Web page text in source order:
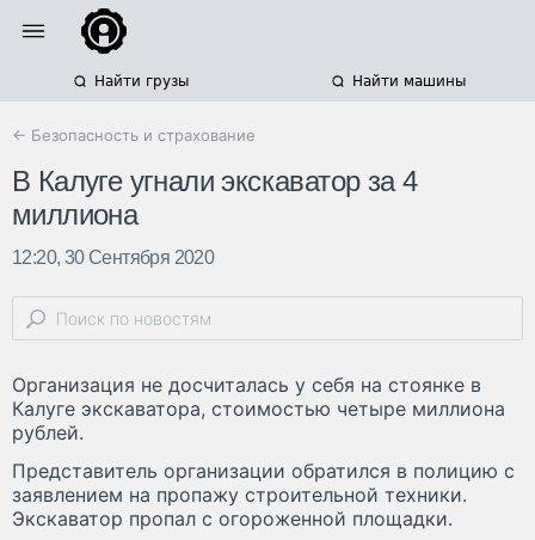
Найти грузы Найти машины
← Безопасность и страхование
В Калуге угнали экскаватор за 4
миллиона
12:20, 30 Сентября 2020
Организация не досчиталась у себя на стоянке в
Калуге экскаватора, стоимостью четыре миллиона
рублей.
Представитель организации обратился в полицию с
заявлением на пропажу строительной техники.
Экскаватор пропал с огороженной площадки.